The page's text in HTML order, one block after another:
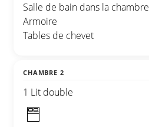
Salle de bain dans la chambre
Armoire
Tables de chevet
CHAMBRE 2
1 Lit double